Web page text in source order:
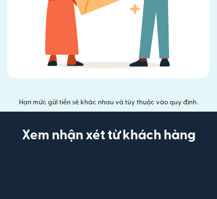
Hạn mức gửi tiền sẽ khác nhau và tùy thuộc vào quy định.
Xem nhận xét từ khách hàng